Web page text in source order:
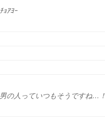
ﾁｮｱﾖｰ
男の人っていつもそうですね…！